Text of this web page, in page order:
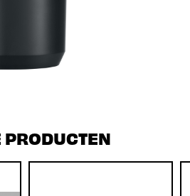
PRODUCTEN